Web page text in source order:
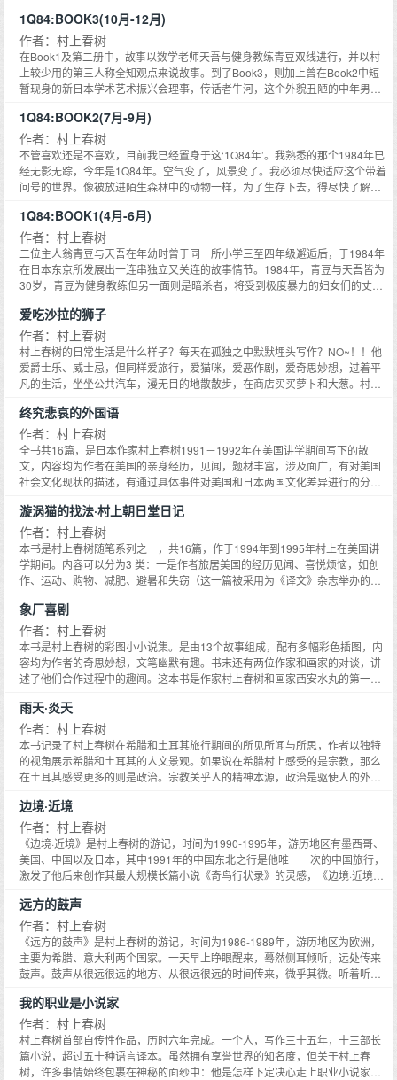
而我被叫去警察署。我为庇护五反田而矢口咬定一无所知。后来我问五反田是
否杀了喜喜，五反田则回答正在就此考虑：我杀了喜喜，还是没杀？翌日报
载：大明星五反田驱奔驰车入海，自杀身亡。我于是离开东京，重返北海道那
家宾馆寻找前一段奇遇的续篇。
1Q84:BOOK3(10月-12月)
作者：村上春树
在Book1及第二册中，故事以数学老师天吾与健身教练青豆双线进行，并以村
上较少用的第三人称全知观点来说故事。到了Book3，则加上曾在Book2中短
暂现身的新日本学术艺术振兴会理事，传话者牛河，这个外貌丑陋的中年男
Book3独特的三重奏。以三线故事进行。Book3叙述青豆终究没有扣下扳机，
并决定以原来的名字，原来的面貌再多活一段时间，直到与天吾相会的那一天
来临。天吾和青豆到底能不能见面，日本NHK的收费员为什么会对天吾，青
豆，甚至牛河都知之甚详，这里到底是1984年或1Q84年呢？
1Q84:BOOK2(7月-9月)
作者：村上春树
不管喜欢还是不喜欢，目前我已经置身于这‘1Q84年’。我熟悉的那个1984年已
经无影无踪，今年是1Q84年。空气变了，风景变了。我必须尽快适应这个带着
问号的世界。像被放进陌生森林中的动物一样，为了生存下去，得尽快了解并
互寻觅对方的故事，并将这个简单故事变成复杂的长篇。我想将这个时代所有
世态立体地写出，成为我独有的综合小说。超越纯文学这一类型，采取多种尝
试。在当今时代的空气中嵌入人类的生命。在1Q84年，他们却决定拯救彼
此……
1Q84:BOOK1(4月-6月)
作者：村上春树
二位主人翁青豆与天吾在年幼时曾于同一所小学三至四年级邂逅后，于1984年
在日本东京所发展出一连串独立又关连的故事情节。1984年，青豆与天吾皆为
30岁，青豆为健身教练但另一面则是暗杀者，将受到极度暴力的妇女们的丈夫
家，但只有写过专栏而未出版正式的作品。青豆与天吾皆于某一时间点进入
1Q84年，青豆为了区别与之前世界的不同，自行命名当年为1Q84年。1Q84年
与1984年主要差异在于天空有一大一小的两个月亮，并出现一些于1984年并
未发生的历史事件。
爱吃沙拉的狮子
作者：村上春树
村上春树的日常生活是什么样子？每天在孤独之中默默埋头写作？NO~！！他
爱爵士乐、威士忌，但同样爱旅行，爱猫咪，爱恶作剧，爱奇思妙想，过着平
凡的生活，坐坐公共汽车，漫无目的地散散步，在商店买买萝卜和大葱。村上
的趣味和性情，配以大桥步52幅可爱插画，温暖又自由自在，读起来像在屋檐
下抱着猫看天，治愈琐碎生活的烦恼忧愁。如果说《大萝卜和难挑的鳄梨》是
最美味的乌龙茶，《爱吃沙拉的狮子》就是最美味的寿司。寿司配乌龙茶，炎
炎夏日给你带来最清爽纯粹的欢乐。
终究悲哀的外国语
作者：村上春树
全书共16篇，是日本作家村上春树1991－1992年在美国讲学期间写下的散
文，内容均为作者在美国的亲身经历，见闻，题材丰富，涉及面广，有对美国
社会文化现状的描述，有通过具体事件对美国和日本两国文化差异进行的分
婚、成名前开酒吧谋生以及家庭生活、夫妻关系的回顾等等。本书风格一如他
的小说，即生动、机智、幽默，又不乏深入的思考，是一本可读性强的有趣小
书。他坦言自己高中时代不怎么用功，一味和女孩厮混、泡酒吧、打麻将，甚
至吸烟，补习了一年才考进早稻田大学文学院的戏剧专业。考上后还是不太用
功，找工作面试时被人一口回绝，气得他差点儿破口大骂（《金字塔景
（有人考证说是《挪威的森林》中绿子的原型）。而且他没毕业就结了婚，婚
后东筹西借千辛万苦开了一间酒吧，像拉车的马一样起早贪晚干了七年。每天
一大早就要把一袋子元葱细细切碎，因而练就了一手切元葱不流泪的绝活
（《远离卷心菜卷》）。他还详细谈了四十岁以后为保持男孩形象所做的般般
努力和由此产生的种种烦恼。这些主要篇幅写的是美国，其中有关日本和美国
的比较，读来尤其有趣。
漩涡猫的找法·村上朝日堂日记
作者：村上春树
本书是村上春树随笔系列之一，共16篇，作于1994年到1995年村上在美国讲
学期间。内容可以分为3 类：一是作者旅居美国的经历见闻、喜悦烦恼，如创
作、运动、购物、减肥、避暑和失窃（这一篇被采用为《译文》杂志举办的卡
物的趣谈，三是此间他在世界各地的旅游，包括鲜为人知的中国东北之行。这
一时期村上对美国社会冷静、严肃的观察评论，已经写在《终究悲哀的外国
语》一书中，本书着重描写他的日常生活，为此，村上有意调换笔调，文字轻
松随意，无拘无束，处处体现出他特有的幽默感、观察力和想象力。阳子夫人
的照片里有国内读者难得一见的村上形象，尤其珍贵。
象厂喜剧
作者：村上春树
本书是村上春树的彩图小小说集。是由13个故事组成，配有多幅彩色插图，内
容均为作者的奇思妙想，文笔幽默有趣。书末还有两位作家和画家的对谈，讲
述了他们合作过程中的趣闻。这本书是作家村上春树和画家西安水丸的第一次
胞胎大会》，插图竟然是飞机和汽车。双方随随便便地一凑，便有了这本漂亮
的超短篇小说集。
雨天·炎天
作者：村上春树
本书记录了村上春树在希腊和土耳其旅行期间的所见所闻与所思，作者以独特
的视角展示希腊和土耳其的人文景观。如果说在希腊村上感受的是宗教，那么
在土耳其感受更多的则是政治。宗教关乎人的精神本源，政治是驱使人的外在
行状录》之中。可以说，旅行不仅产生了游记，也间接催生了他的小说。只是
小说中的村上是门内影影绰绰的村上，旅途中的村上更是门外真真切切的村
上。
边境·近境
作者：村上春树
《边境·近境》是村上春树的游记，时间为1990-1995年，游历地区有墨西哥、
美国、中国以及日本，其中1991年的中国东北之行是他唯一一次的中国旅行，
激发了他后来创作其最大规模长篇小说《奇鸟行状录》的灵感，《边境·近境》
知的名胜古迹，而是与普通居民共同生活，描写他们的日常工作、饮食起居
等，以及他们的所思所想，富有深度感，对读者了解这些国家的真实状况有很
大帮助，文笔也幽默有趣，可读性很强。
远方的鼓声
作者：村上春树
《远方的鼓声》是村上春树的游记，时间为1986-1989年，游历地区为欧洲，
主要为希腊、意大利两个国家。一天早上睁眼醒来，蓦然侧耳倾听，远处传来
鼓声。鼓声从很远很远的地方、从很远很远的时间传来，微乎其微。听着听
最终成了您手头上这部可触可观的《远方的鼓声》。村上的游记具有个人特
色，他几乎不写人所熟知的名胜古迹，而是与普通居民共同生活，描写他们的
日常工作、饮食起居等，以及他们的所思所想，富有深度感，对读者了解这些
国家的真实状况有很大帮助，文笔也幽默有趣，可读性很强。
我的职业是小说家
作者：村上春树
村上春树首部自传性作品，历时六年完成。一个人，写作三十五年，十三部长
篇小说，超过五十种语言译本。虽然拥有享誉世界的知名度，但关于村上春
树，许多事情始终包裹在神秘的面纱中：他是怎样下定决心走上职业小说家之